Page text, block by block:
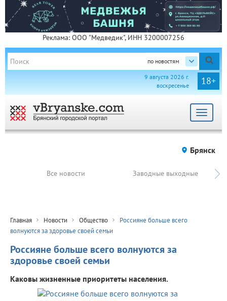
Реклама: ООО "Медведик", ИНН 3200007256
по новостям
18+
9 августа 2026 г.
воскресенье
Toggle
Брянск
Все новости Заводные выходные
Главная Новости Общество
Россияне больше всего
волнуются за здоровье своей семьи
Россияне больше всего волнуются за
здоровье своей семьи
Каковы жизненные приоритеты населения.